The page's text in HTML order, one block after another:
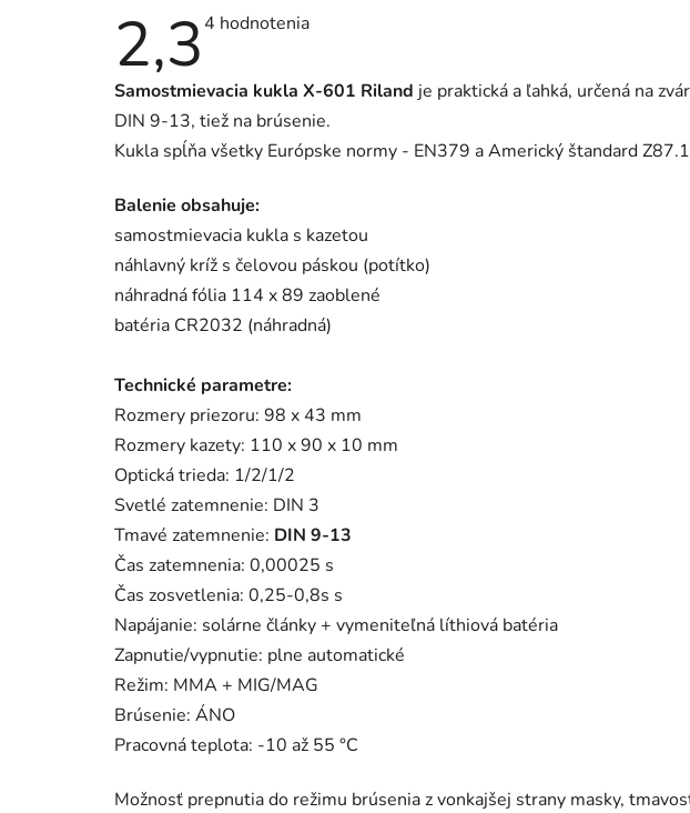
2,3 Priemerné
2,3
z
5
hviezdičiek.
4 hodnotenia
Samostmievacia kukla X-601 Riland je praktická a ľahká, určená na
DIN 9-13, tiež na brúsenie.
Kukla spĺňa všetky Európske normy - EN379 a Americký štandard
Balenie obsahuje:
samostmievacia kukla s kazetou
náhlavný kríž s čelovou páskou (potítko)
náhradná fólia 114 x 89 zaoblené
batéria CR2032 (náhradná)
Technické parametre:
Rozmery priezoru: 98 x 43 mm
Rozmery kazety: 110 x 90 x 10 mm
Optická trieda: 1/2/1/2
Svetlé zatemnenie: DIN 3
Tmavé zatemnenie: DIN 9-13
Čas zatemnenia: 0,00025 s
Čas zosvetlenia: 0,25-0,8s s
Napájanie: solárne články + vymeniteľná líthiová batéria
Zapnutie/vypnutie: plne automatické
Režim: MMA + MIG/MAG
Brúsenie: ÁNO
Pracovná teplota: -10 až 55 °C
Možnosť prepnutia do režimu brúsenia z vonkajšej strany masky,